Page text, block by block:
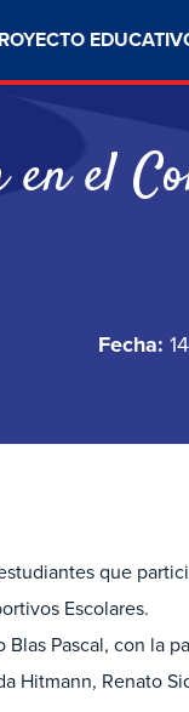
el
Fecha:
que
Escolares.
Pascal, con la
Hitmann, Renato